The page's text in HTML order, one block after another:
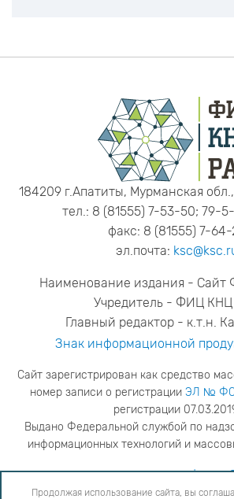
184209 г.Апатиты, Мурманская
тел.: 8 (81555) 7-53-50; 79-
факс: 8 (81555) 7-64-
эл.почта:
Наименование издания -
Учредитель - ФИЦ
Главный редактор - к.т.н.
Знак информационной
Сайт зарегистрирован как средство
номер записи о регистрации ЭЛ № ФС
регистрации
Выдано Федеральной службой по
информационных технологий и
адрес редакции
телефон редакции81555-
Продолжая использование сайта, вы